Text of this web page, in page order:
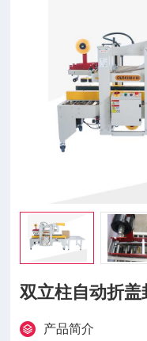
双立柱自动折
产品简介